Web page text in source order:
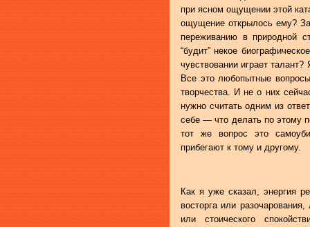
при ясном ощущении этой
ощущение открылось ему?
переживанию в природной
“будит” некое
чувствовании играет
Все это любопытные
творчества. И не о них
нужно считать одним из
себе — что делать по этому
тот же вопрос это
прибегают к тому и другому.
Как я уже сказал, энергия
восторга или
или стоического